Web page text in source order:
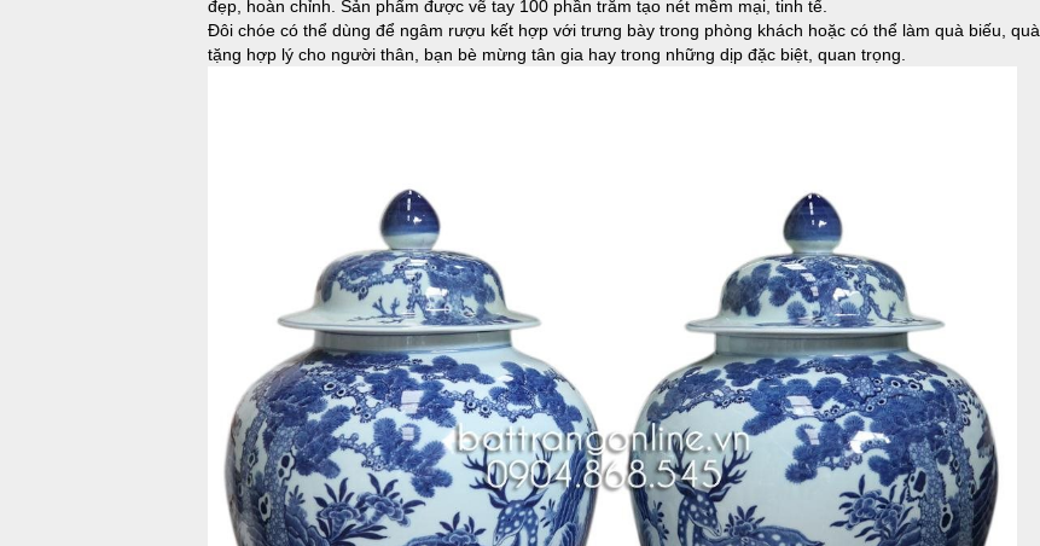
đẹp, hoàn chỉnh. Sản phẩm được vẽ tay 100 phần trăm tạo nét mềm mại, tinh tế.
Đôi chóe có thể dùng để ngâm rượu kết hợp với trưng bày trong phòng khách hoặc có thể làm quà biếu, quà
tặng hợp lý cho người thân, bạn bè mừng tân gia hay trong những dịp đặc biệt, quan trọng.